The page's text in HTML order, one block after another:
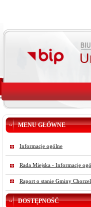
MENU GŁÓWNE
Informacje ogólne
Rada Miejska - Informacje
Raport o stanie Gminy
DOSTĘPNOŚĆ